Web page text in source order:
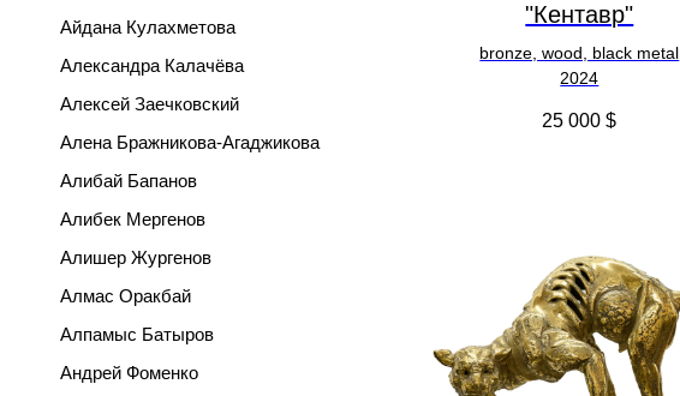
Айдана Кулахметова
Александра Калачёва
Алексей Заечковский
Алена Бражникова-Агаджикова
Алибай Бапанов
Алибек Мергенов
Алишер Жургенов
Алмас Оракбай
Алпамыс Батыров
Андрей Фоменко
"Кентавр"
bronze, wood, black metal
2024
25 000 $